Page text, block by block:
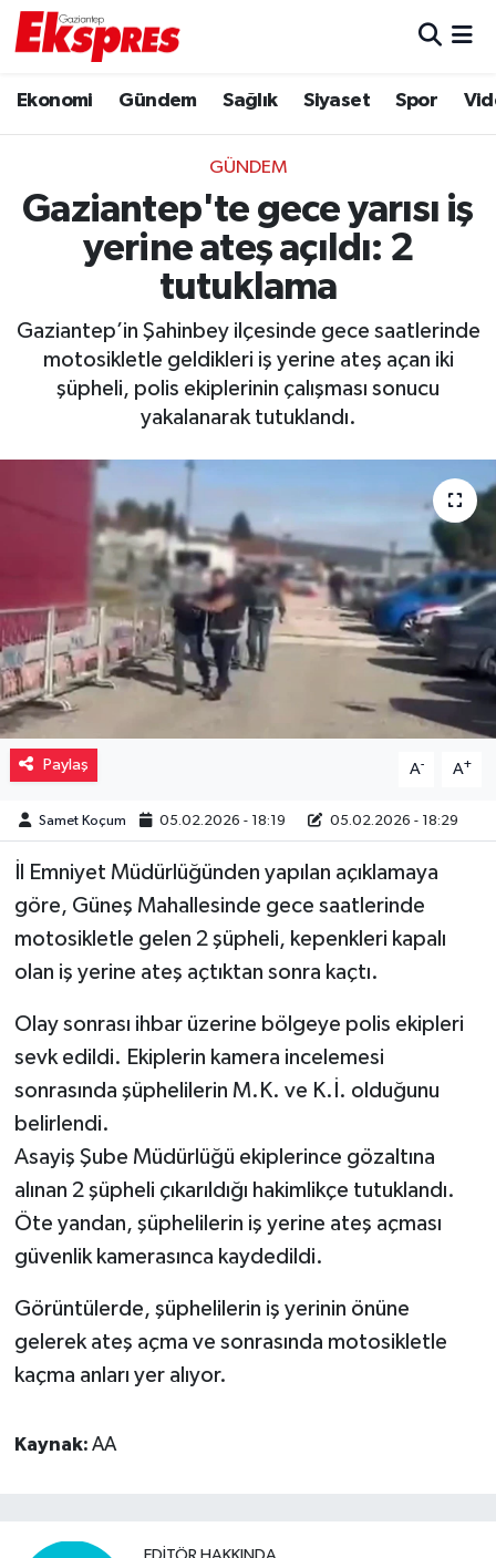
Ekonomi Gündem Sağlık Siyaset Spor
GÜNDEM
Gaziantep'te gece yarısı iş
yerine ateş açıldı: 2
tutuklama
Gaziantep’in Şahinbey ilçesinde gece saatlerinde
motosikletle geldikleri iş yerine ateş açan iki
şüpheli, polis ekiplerinin çalışması sonucu
yakalanarak tutuklandı.
Paylaş A- A+
Samet Koçum 05.02.2026 - 18:19 05.02.2026 - 18:29
İl Emniyet Müdürlüğünden yapılan açıklamaya
göre, Güneş Mahallesinde gece saatlerinde
motosikletle gelen 2 şüpheli, kepenkleri kapalı
olan iş yerine ateş açtıktan sonra kaçtı.
Olay sonrası ihbar üzerine bölgeye polis ekipleri
sevk edildi. Ekiplerin kamera incelemesi
sonrasında şüphelilerin M.K. ve K.İ. olduğunu
belirlendi.
Asayiş Şube Müdürlüğü ekiplerince gözaltına
alınan 2 şüpheli çıkarıldığı hakimlikçe tutuklandı.
Öte yandan, şüphelilerin iş yerine ateş açması
güvenlik kamerasınca kaydedildi.
Görüntülerde, şüphelilerin iş yerinin önüne
gelerek ateş açma ve sonrasında motosikletle
kaçma anları yer alıyor.
Kaynak: AA
Ekonomi
Gaziantep son dakika
Genel
Haberler
Kültür Sanat
Müzik
Piyasa
Resmi İlanlar
Sağlık
Sinemalar
Siyaset
Spor
Teknoloji
Türkiye
Yaşam
Yeme-İçme
Yemek
Trafik Durumu
Puan Durumu ve Fikstür
Tüm Manşetler
Haber Arşivi